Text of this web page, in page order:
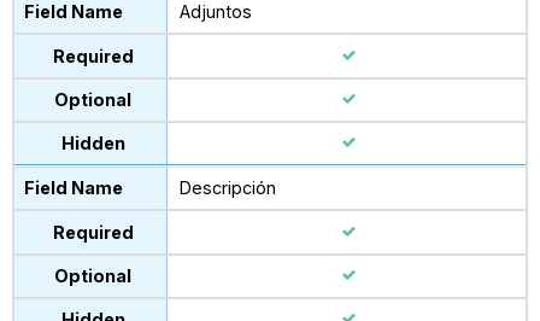
Adjuntos
Descripción